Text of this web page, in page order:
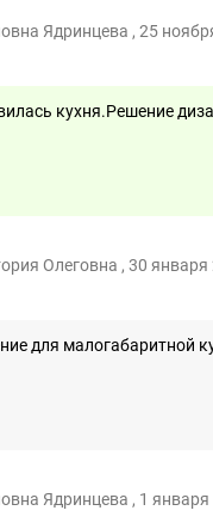
Ядринцева , 25
кухня.Решение
Олеговна , 30 января
для малогабаритной
Ядринцева , 1 января